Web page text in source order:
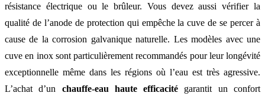
résistance électrique ou le brûleur. Vous devez aussi vérifier la
qualité de l’anode de protection qui empêche la cuve de se percer à
cause de la corrosion galvanique naturelle. Les modèles avec une
cuve en inox sont particulièrement recommandés pour leur longévité
exceptionnelle même dans les régions où l’eau est très agressive.
L’achat d’un chauffe-eau haute efficacité garantit un confort